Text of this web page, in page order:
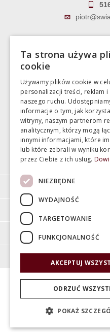
Bartycka
00-716
poniedziałek -
sobota
O
© Świat Łazienek XXI w.
Projekt graficzny KQSDesign
Ta strona używa
cookie
Używamy plików cookie w
personalizacji treści, reklam i
naszego ruchu.
informacje o tym, jak
witryny, naszym partnerom
analitycznym, którzy mogą
innymi informacjami, które im
lub które zebrali w wyniku
przez Ciebie z ich usług.
NIEZBĘDNE
WYDAJNOŚĆ
TARGETOWANIE
FUNKCJONALNOŚĆ
AKCEPTUJ
ODRZUĆ
POKAŻ